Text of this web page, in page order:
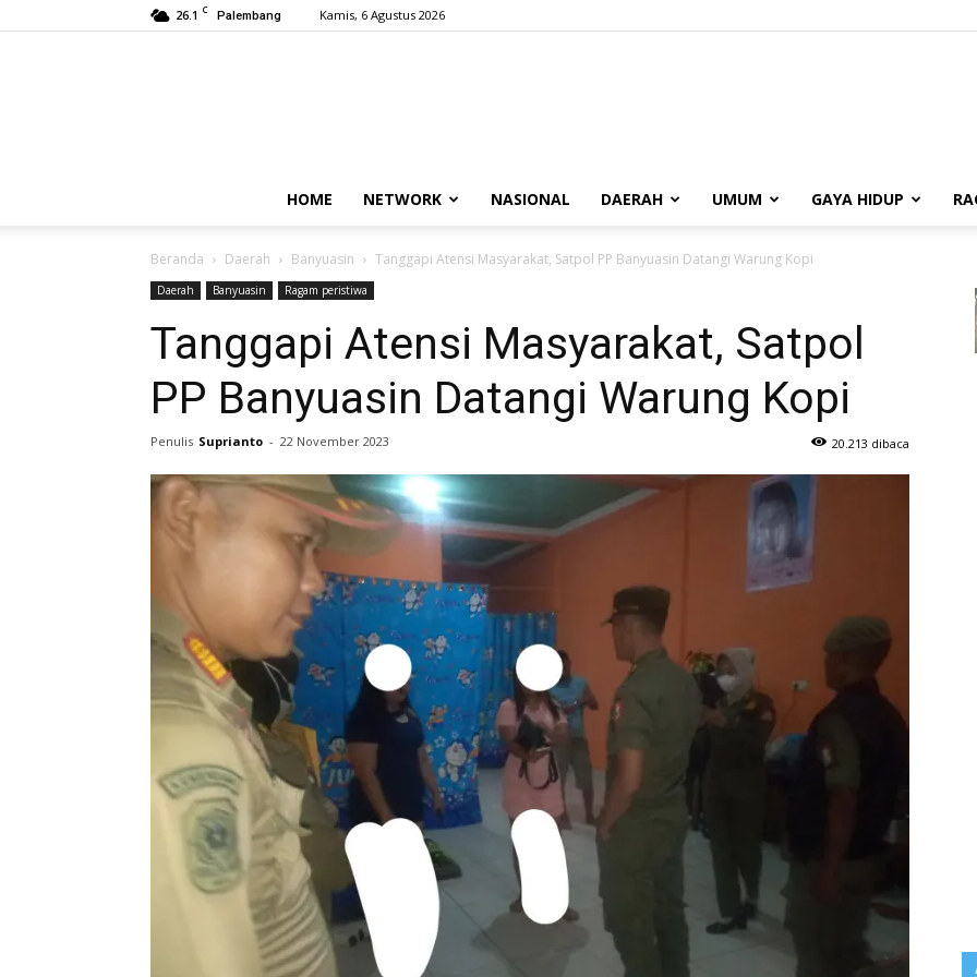
26.1 C Palembang Kamis, 6 Agustus 2026
HOME NETWORK NASIONAL DAERAH UMUM GAYA HIDUP
Beranda Daerah Banyuasin Tanggapi Atensi Masyarakat, Satpol PP Banyuasin Datangi Warung Kopi
Daerah Banyuasin Ragam peristiwa
Tanggapi Atensi Masyarakat, Satpol
PP Banyuasin Datangi Warung Kopi
Penulis Suprianto - 22 November 2023 20.213 dibaca